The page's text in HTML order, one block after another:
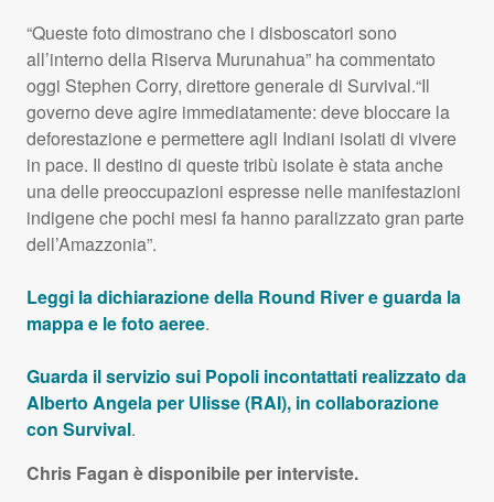
“Queste foto dimostrano che i disboscatori sono
all’interno della Riserva Murunahua” ha commentato
oggi Stephen Corry, direttore generale di Survival.“Il
governo deve agire immediatamente: deve bloccare la
deforestazione e permettere agli Indiani isolati di vivere
in pace. Il destino di queste tribù isolate è stata anche
una delle preoccupazioni espresse nelle manifestazioni
indigene che pochi mesi fa hanno paralizzato gran parte
dell’Amazzonia”.
Leggi la dichiarazione della Round River e guarda la
mappa e le foto aeree.
Guarda il servizio sui Popoli incontattati realizzato da
Alberto Angela per Ulisse (RAI), in collaborazione
con Survival.
Chris Fagan è disponibile per interviste.